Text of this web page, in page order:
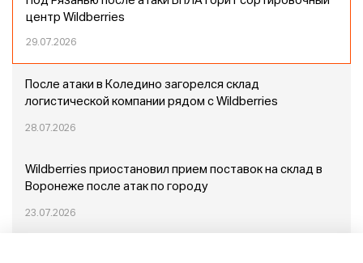
центр Wildberries
29.07.2026
После атаки в Коледино загорелся склад
логистической компании рядом с Wildberries
28.07.2026
Wildberries приостановил прием поставок на склад в
Воронеже после атак по городу
23.07.2026